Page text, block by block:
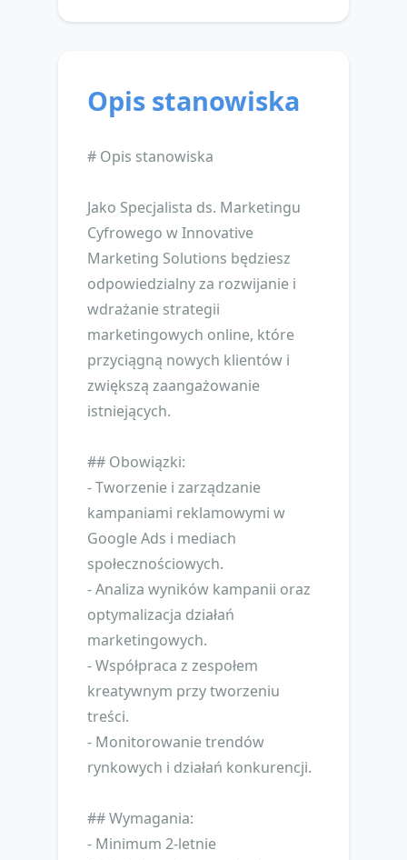
Opis stanowiska
# Opis stanowiska
Jako Specjalista ds. Marketingu
Cyfrowego w Innovative
Marketing Solutions będziesz
odpowiedzialny za rozwijanie i
wdrażanie strategii
marketingowych online, które
przyciągną nowych klientów i
zwiększą zaangażowanie
istniejących.
## Obowiązki:
- Tworzenie i zarządzanie
kampaniami reklamowymi w
Google Ads i mediach
społecznościowych.
- Analiza wyników kampanii oraz
optymalizacja działań
marketingowych.
- Współpraca z zespołem
kreatywnym przy tworzeniu
treści.
- Monitorowanie trendów
rynkowych i działań konkurencji.
## Wymagania:
- Minimum 2-letnie